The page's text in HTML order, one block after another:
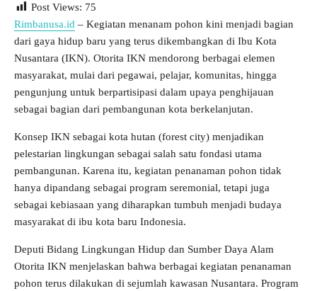
Post Views: 75
Rimbanusa.id – Kegiatan menanam pohon kini menjadi bagian
dari gaya hidup baru yang terus dikembangkan di Ibu Kota
Nusantara (IKN). Otorita IKN mendorong berbagai elemen
masyarakat, mulai dari pegawai, pelajar, komunitas, hingga
pengunjung untuk berpartisipasi dalam upaya penghijauan
sebagai bagian dari pembangunan kota berkelanjutan.
Konsep IKN sebagai kota hutan (forest city) menjadikan
pelestarian lingkungan sebagai salah satu fondasi utama
pembangunan. Karena itu, kegiatan penanaman pohon tidak
hanya dipandang sebagai program seremonial, tetapi juga
sebagai kebiasaan yang diharapkan tumbuh menjadi budaya
masyarakat di ibu kota baru Indonesia.
Deputi Bidang Lingkungan Hidup dan Sumber Daya Alam
Otorita IKN menjelaskan bahwa berbagai kegiatan penanaman
pohon terus dilakukan di sejumlah kawasan Nusantara. Program